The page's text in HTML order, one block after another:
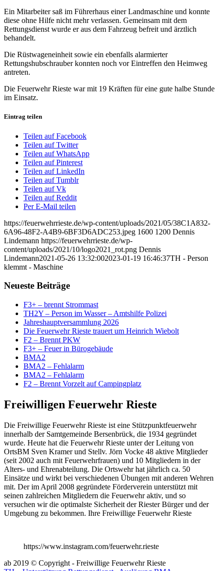
Ein Mitarbeiter saß im Führerhaus einer Landmaschine und konnte
diese ohne Hilfe nicht mehr verlassen. Gemeinsam mit dem
Rettungsdienst wurde er aus dem Fahrzeug befreit und ärztlich
behandelt.
Die Rüstwageneinheit sowie ein ebenfalls alarmierter
Rettungshubschrauber konnten noch vor Eintreffen den Heimweg
antreten.
Die Feuerwehr Rieste war mit 19 Kräften für eine gute halbe Stunde
im Einsatz.
Eintrag teilen
Teilen auf Facebook
Teilen auf Twitter
Teilen auf WhatsApp
Teilen auf Pinterest
Teilen auf LinkedIn
Teilen auf Tumblr
Teilen auf Vk
Teilen auf Reddit
Per E-Mail teilen
https://feuerwehrrieste.de/wp-content/uploads/2021/05/38C1A832-
6A96-48F2-A4B9-6BF3D6ADC253.jpeg 1600 1200 Dennis
Lindemann https://feuerwehrrieste.de/wp-
content/uploads/2021/10/logo2021_rot.png Dennis
Lindemann2021-05-26 13:32:002023-01-19 16:46:37TH - Person
klemmt - Maschine
Neueste Beiträge
F3+ – brennt Strommast
TH2Y – Person im Wasser – Amtshilfe Polizei
Jahreshauptversammlung 2026
Die Feuerwehr Rieste trauert um Heinrich Wiebolt
F2 – Brennt PKW
F3+ – Feuer in Bürogebäude
BMA2
BMA2 – Fehlalarm
BMA2 – Fehlalarm
F2 – Brennt Vorzelt auf Campingplatz
Freiwilligen Feuerwehr Rieste
Die Freiwillige Feuerwehr Rieste ist eine Stützpunktfeuerwehr
innerhalb der Samtgemeinde Bersenbrück, die 1934 gegründet
wurde. Heute hat die Feuerwehr Rieste unter der Leitung von
OrtsBM Sven Kramer und Stellv. Jörn Vocke 48 aktive Mitglieder
(seit 2002 auch mit Feuerwehrfrauen) und 10 Mitgliedern in der
Alters- und Ehrenabteilung. Die Ortswehr hat jährlich ca. 50
Einsätze und wirkt bei verschiedenen Übungen mit anderen Wehren
mit. Der im April 2008 gegründete Förderverein unterstützt mit
seinen zahlreichen Mitgliedern die Feuerwehr aktiv, und so
versuchen wir die optimalste Sicherheit der Riester Bürger und der
Umgebung zu bekommen. Ihre Freiwillige Feuerwehr Rieste
https://www.instagram.com/feuerwehr.rieste
ab 2019 © Copyright - Freiwillige Feuerwehr Rieste